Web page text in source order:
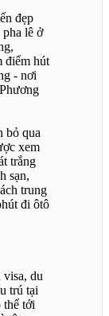
đẹp
lê ở
điểm hút
- nơi
bỏ qua
xem
trắng
sạn,
trung
đi ôtô
du
trú tại
thể tới